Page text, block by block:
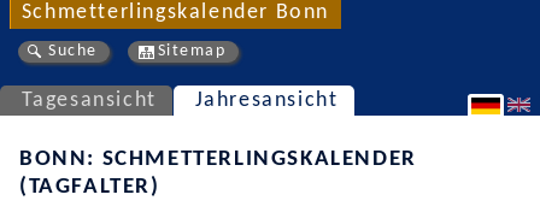
Schmetterlingskalender Bonn
Suche Sitemap
Tagesansicht Jahresansicht
BONN: SCHMETTERLINGSKALENDER
(TAGFALTER)